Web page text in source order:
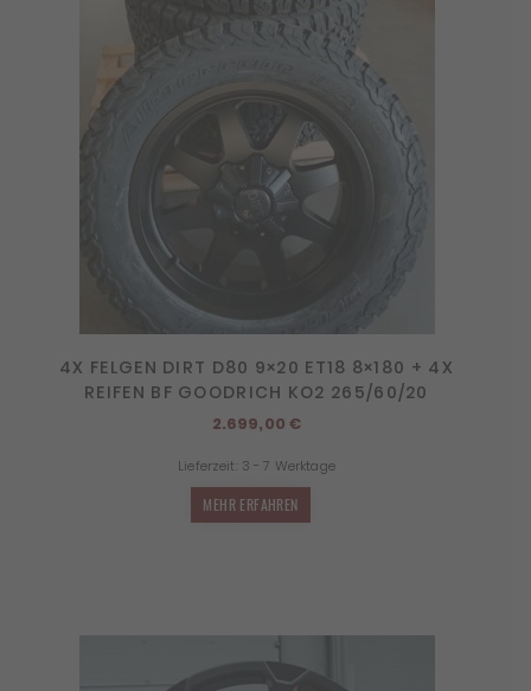
4X FELGEN DIRT D80 9×20 ET18 8×180 + 4X
REIFEN BF GOODRICH KO2 265/60/20
2.699,00€
Lieferzeit: 3 - 7 Werktage
MEHR ERFAHREN